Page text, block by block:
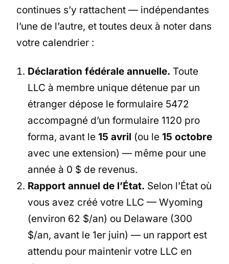
continues s’y rattachent — indépendantes
l’une de l’autre, et toutes deux à noter dans
votre calendrier :
Déclaration fédérale annuelle. Toute
LLC à membre unique détenue par un
étranger dépose le formulaire 5472
accompagné d’un formulaire 1120 pro
forma, avant le 15 avril (ou le 15 octobre
avec une extension) — même pour une
année à 0 $ de revenus.
Rapport annuel de l’État. Selon l’État où
vous avez créé votre LLC — Wyoming
(environ 62 $/an) ou Delaware (300
$/an, avant le 1er juin) — un rapport est
attendu pour maintenir votre LLC en